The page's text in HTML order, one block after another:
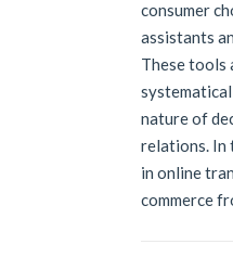
consumer
assistants
These tools
nature of
relations. In
in online
commerce